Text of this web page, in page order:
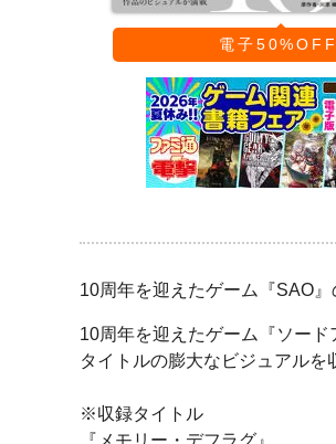
電子50%OFF
10周年を迎えたゲーム『SAO』
10周年を迎えたゲーム『ソー
タイトルの膨大なビジュアルを
※収録タイトル
『メモリー・デフラグ』